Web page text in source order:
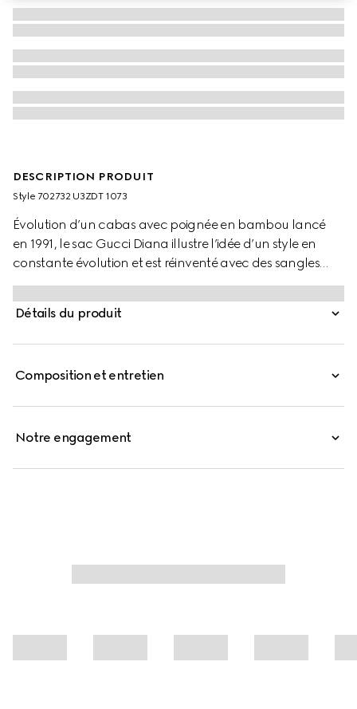
DESCRIPTION PRODUIT
Style ‎702732 U3ZDT 1073
Évolution d’un cabas avec poignée en bambou lancé
en 1991, le sac Gucci Diana illustre l’idée d’un style en
constante évolution et est réinventé avec des sangles
amovibles en cuir fluo, clin d’œil aux dispositifs utilisés
pour conserver la forme des poignées du modèle
d’origine.
Détails du produit
Composition et entretien
Notre engagement